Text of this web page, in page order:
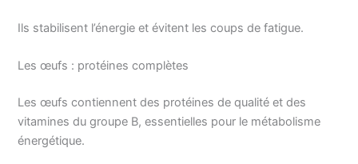
Ils stabilisent l’énergie et évitent les coups de fatigue.
Les œufs : protéines complètes
Les œufs contiennent des protéines de qualité et des
vitamines du groupe B, essentielles pour le métabolisme
énergétique.